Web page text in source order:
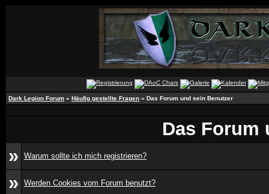
Dark Legion Forum » Häufig gestellte Fragen » Das Forum und sein Benutzer
Das Forum
»
Warum sollte ich mich registrieren?
» Werden Cookies vom Forum benutzt?